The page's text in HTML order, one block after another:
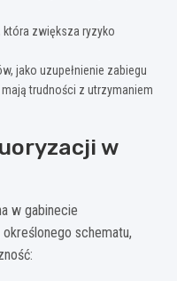
zwiększa ryzyko
jako uzupełnienie zabiegu
trudności z utrzymaniem
w
w gabinecie
schematu,